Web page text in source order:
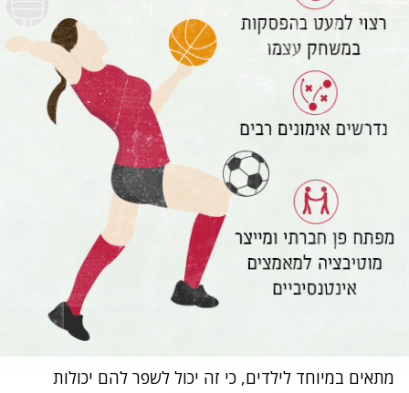
מתאים במיוחד לילדים, כי זה יכול לשפר להם יכולות